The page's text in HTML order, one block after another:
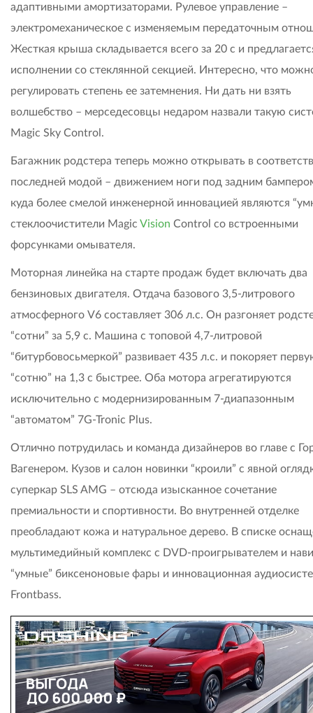
адаптивными амортизаторами. Рулевое управление –
электромеханическое с изменяемым передаточным
Жесткая крыша складывается всего за 20 с и
исполнении со стеклянной секцией. Интересно, что
регулировать степень ее затемнения. Ни дать ни взять
волшебство – мерседесовцы недаром назвали такую
Magic Sky Control.
Багажник родстера теперь можно открывать в
последней модой – движением ноги под задним
куда более смелой инженерной инновацией являются
стеклоочистители Magic Vision Control со встроенными
форсунками омывателя.
Моторная линейка на старте продаж будет включать два
бензиновых двигателя. Отдача базового 3,5-литрового
атмосферного V6 составляет 306 л.с. Он разгоняет
“сотни” за 5,9 с. Машина с топовой 4,7-литровой
“битурбовосьмеркой” развивает 435 л.с. и покоряет
“сотню” на 1,3 с быстрее. Оба мотора агрегатируются
исключительно с модернизированным 7-диапазонным
“автоматом” 7G-Tronic Plus.
Отлично потрудилась и команда дизайнеров во главе с
Вагенером. Кузов и салон новинки “кроили” с явной
суперкар SLS AMG – отсюда изысканное сочетание
премиальности и спортивности. Во внутренней отделке
преобладают кожа и натуральное дерево. В списке
мультимедийный комплекс с DVD-проигрывателем и
“умные” биксеноновые фары и инновационная
Frontbass.